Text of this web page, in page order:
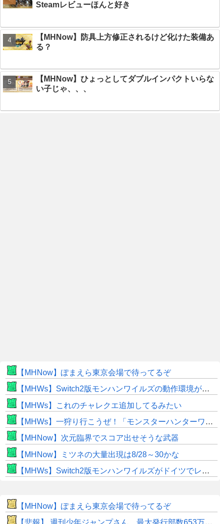
Steamレビューほんと好き
【MHNow】防具上方修正されるけど化けた装備あ
る？
【MHNow】ひょっとしてダブルインパクトいらな
い子じゃ、、、
【MHNow】ぽまえら東京会場で待ってるぞ
【MHWs】Switch2版モンハンワイルズの動作環境が判明！
【MHWs】これのチャレクエ追加してるみたい
【MHWs】一狩り行こうぜ！「モンスターハンターワイルズ 序盤体験版」を8月5日（水）より配信！
【MHNow】次元臨界でスコア出せそうな武器
【MHNow】ミツネの大量出現は8/28～30かな
【MHWs】Switch2版モンハンワイルズがドイツでレーティングされる！9月のサードダイレクトで発表か！？
【MHNow】ぽまえら東京会場で待ってるぞ